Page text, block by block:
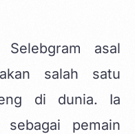
asal
salah satu
di dunia. Ia
sebagai pemain